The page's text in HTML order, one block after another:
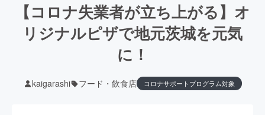
【コロナ失業者が立ち上がる】オ
リジナルピザで地元茨城を元気
に！
kaigarashi フード・飲食店 コロナサポートプログラム対象